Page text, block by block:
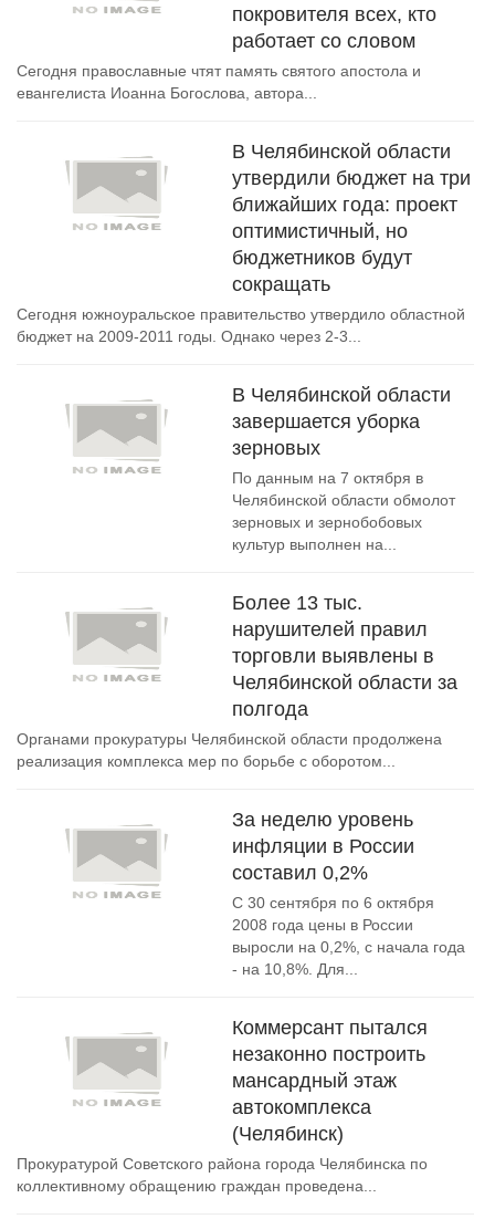
покровителя всех, кто
работает со словом
Сегодня православные чтят память святого апостола и
евангелиста Иоанна Богослова, автора...
В Челябинской области
утвердили бюджет на три
ближайших года: проект
оптимистичный, но
бюджетников будут
сокращать
Сегодня южноуральское правительство утвердило областной
бюджет на 2009-2011 годы. Однако через 2-3...
В Челябинской области
завершается уборка
зерновых
По данным на 7 октября в
Челябинской области обмолот
зерновых и зернобобовых
культур выполнен на...
Более 13 тыс.
нарушителей правил
торговли выявлены в
Челябинской области за
полгода
Органами прокуратуры Челябинской области продолжена
реализация комплекса мер по борьбе с оборотом...
За неделю уровень
инфляции в России
составил 0,2%
С 30 сентября по 6 октября
2008 года цены в России
выросли на 0,2%, с начала года
- на 10,8%. Для...
Коммерсант пытался
незаконно построить
мансардный этаж
автокомплекса
(Челябинск)
Прокуратурой Советского района города Челябинска по
коллективному обращению граждан проведена...